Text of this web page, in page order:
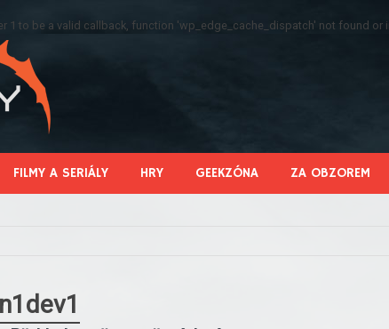
1 to be a valid callback, function 'wp_edge_cache_dispatch' not found or
FILMY A SERIÁLY HRY GEEKZÓNA ZA OBZOREM